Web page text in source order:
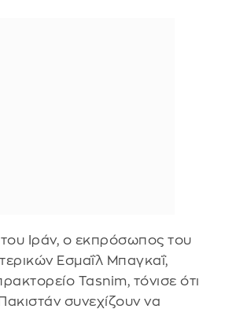
Ιράν, ο εκπρόσωπος του
Εσμαΐλ Μπαγκαΐ,
Tasnim, τόνισε ότι
συνεχίζουν να